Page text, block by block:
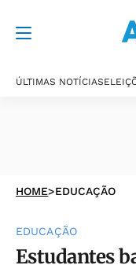
ÚLTIMAS NOTÍCIAS
HOME>EDUCAÇÃO
EDUCAÇÃO
Estudantes